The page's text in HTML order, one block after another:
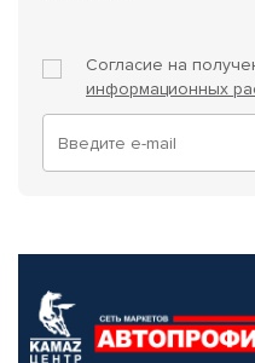
Согласие на
информационных